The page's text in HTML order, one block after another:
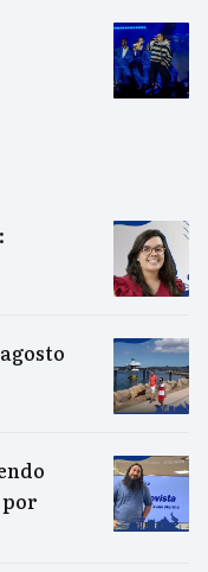
por